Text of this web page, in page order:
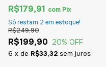
R$199,90
R$249,90
20% OFF
6 x de R$33,32 sem juros
R$179,91 com Pix
Só restam 2 em estoque!